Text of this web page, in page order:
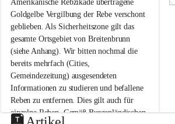
n
b
r
u
n
n
a
m
N
e
u
Amerikanische Rebzikade übertragene
Goldgelbe Vergilbung der Rebe verschont
geblieben. Als Sicherheitszone gilt das
gesamte Ortsgebiet von Breitenbrunn
(siehe Anhang). Wir bitten nochmal die
bereits mehrfach (Cities,
Gemeindezeitung) ausgesendeten
Informationen zu studieren und befallene
Reben zu entfernen. Dies gilt auch für
einzelne Reben. Gemäß Burgenländischen
u